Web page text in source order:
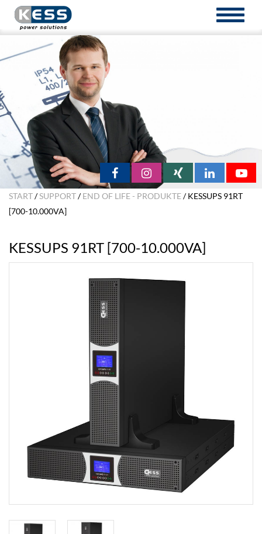
START/SUPPORT/END OF LIFE - PRODUKTE/ KESSUPS 91RT
[700-10.000VA]
KESSUPS 91RT [700-10.000VA]